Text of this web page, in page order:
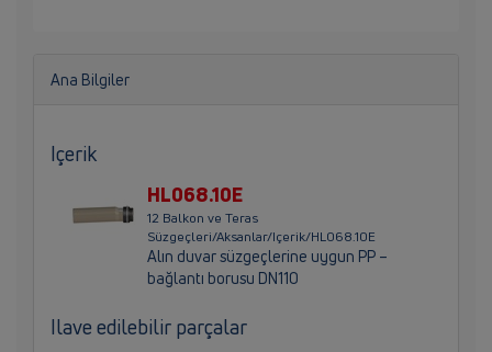
Ana Bilgiler
Içerik
HL068.10E
12 Balkon ve Teras
Süzgeçleri/Aksanlar/Içerik/HL068.10E
Alın duvar süzgeçlerine uygun PP –
bağlantı borusu DN110
Ilave edilebilir parçalar